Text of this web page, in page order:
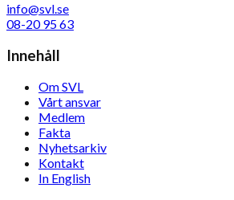
info@svl.se
08-20 95 63
Innehåll
Om SVL
Vårt ansvar
Medlem
Fakta
Nyhetsarkiv
Kontakt
In English